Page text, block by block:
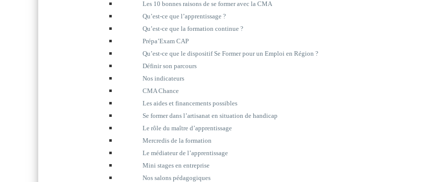
Les 10 bonnes raisons de se former avec la CMA
Qu’est-ce que l’apprentissage ?
Qu’est-ce que la formation continue ?
Prépa’Exam CAP
Qu’est-ce que le dispositif Se Former pour un Emploi en Région ?
Définir son parcours
Nos indicateurs
CMA Chance
Les aides et financements possibles
Se former dans l’artisanat en situation de handicap
Le rôle du maître d’apprentissage
Mercredis de la formation
Le médiateur de l’apprentissage
Mini stages en entreprise
Nos salons pédagogiques